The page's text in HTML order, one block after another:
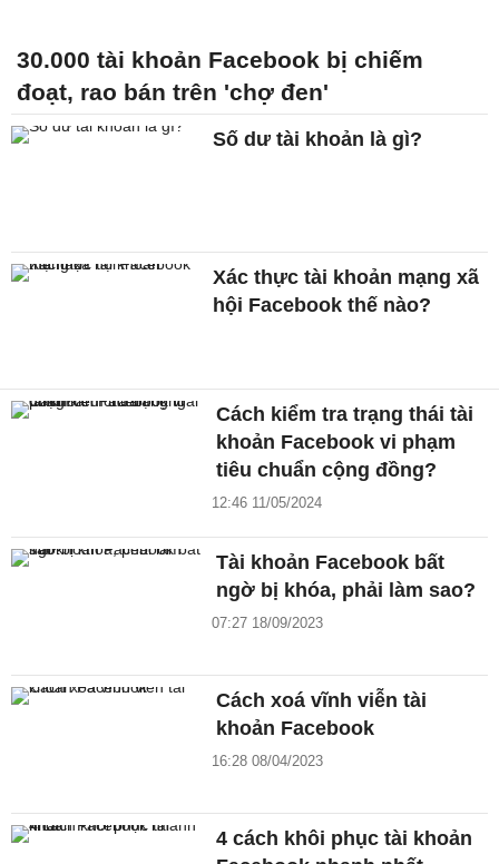
30.000 tài khoản Facebook bị chiếm
đoạt, rao bán trên 'chợ đen'
Số dư tài khoản là gì?
Xác thực tài khoản mạng xã
hội Facebook thế nào?
Cách kiểm tra trạng thái tài
khoản Facebook vi phạm
tiêu chuẩn cộng đồng?
12:46 11/05/2024
Tài khoản Facebook bất
ngờ bị khóa, phải làm sao?
07:27 18/09/2023
Cách xoá vĩnh viễn tài
khoản Facebook
16:28 08/04/2023
4 cách khôi phục tài khoản